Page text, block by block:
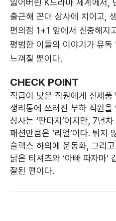
잃어버린 K드라마 세계에서,
출근해 꼰대 상사에 치이고,
편의점 1+1 앞에서 신중해지
평범한 이들의 이야기가 유
느껴질 뿐이다.
CHECK POINT
직급이 낮은 직원에게 신제품
생리통에 쓰러진 부하 직원
상사는 ‘판타지’이지만, 7년
패션만큼은 ‘리얼’이다. 튀지
슬랙스 하의에 운동화, 그리
낡은 티셔츠와 ‘아빠 파자마’
잘된 편이다.